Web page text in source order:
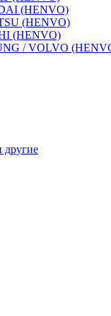
(HENVO)
(HENVO)
(HENVO)
/ VOLVO
другие